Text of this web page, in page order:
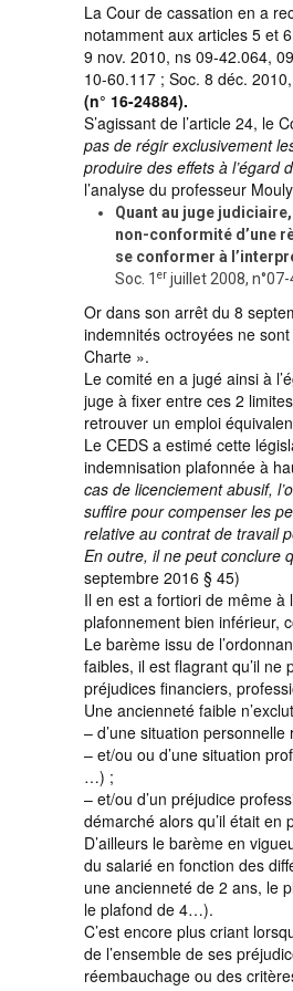
La Cour de cassation en a
notamment aux articles 5 et
9 nov. 2010, ns 09-42.064,
10-60.117 ; Soc. 8 déc.
(n° 16-24884).
S’agissant de l’article 24, le
pas de régir exclusivement
produire des effets à l’égard
l’analyse du professeur
Quant au juge
non-conformité d’une
se conformer à
Soc. 1 er juillet 2008, n°07-
Or dans son arrêt du 8
indemnités octroyées ne
Charte ».
Le comité en a jugé ainsi à
juge à fixer entre ces 2
retrouver un emploi
Le CEDS a estimé cette
indemnisation plafonnée à
cas de licenciement abusif,
suffire pour compenser les
relative au contrat de travail
En outre, il ne peut conclure
septembre 2016 § 45)
Il en est a fortiori de même à
plafonnement bien inférieur,
Le barème issu de
faibles, il est flagrant qu’il
préjudices financiers,
Une ancienneté faible
– d’une situation
– et/ou ou d’une situation
…) ;
– et/ou d’un préjudice
démarché alors qu’il était
D’ailleurs le barème en
du salarié en fonction des
une ancienneté de 2 ans, le
le plafond de 4…).
C’est encore plus criant
de l’ensemble de ses
réembauchage ou des